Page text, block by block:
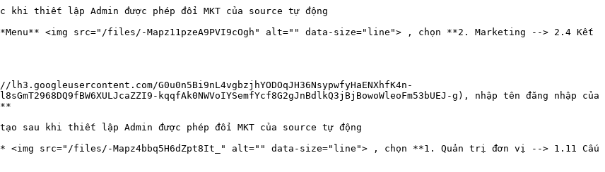
thiết lập Admin được phép đổi MKT của source tự động
<img src="/files/-Mapz11pzeA9PVI9cOgh" alt="" data-size="line"> , chọn **2. Marketing --> 2.4 Kết
G0u0n5Bi9nL4vgbzjhYODOqJH36NsypwfyHaENXhfK4n-
l8sGmT2968DQ9fBW6XULJcaZZI9-kqqfAk0NWVoIYSemfYcf8G2gJnBdlkQ3jBjBowoWleoFm53bUEJ-g), nhập tên đăng nhập của
sau khi thiết lập Admin được phép đổi MKT của source tự động
<img src="/files/-Mapz4bbq5H6dZpt8It_" alt="" data-size="line"> , chọn **1. Quản trị đơn vị --> 1.11 Cấu